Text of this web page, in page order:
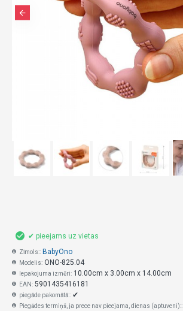
✔ pieejams uz vietas
Zīmols:: BabyOno
Modelis: ONO-825.04
Iepakojuma izmēri: 10.00cm x 3.00cm x 14.00cm
EAN: 5901435416181
piegāde pakomātā:: ✔
Piegādes termiņš, ja prece nav pieejama, dienas (aptuveni)::